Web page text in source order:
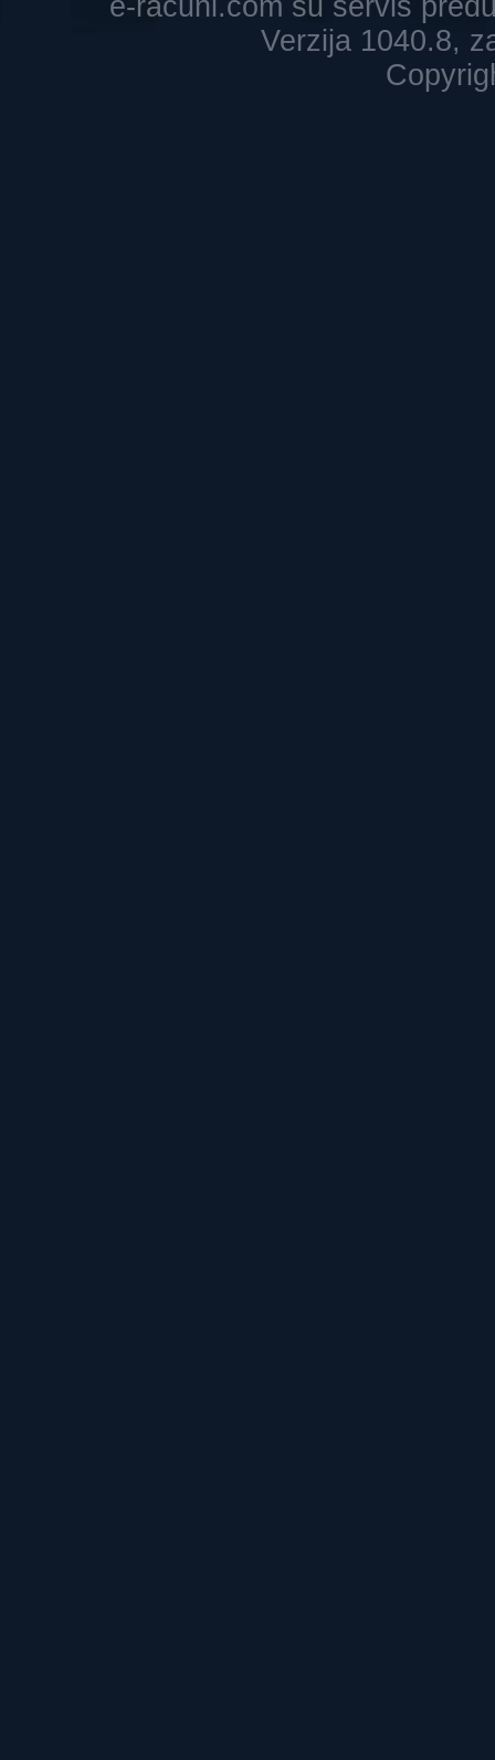
e-racuni.com su servis
Verzija 1040.8,